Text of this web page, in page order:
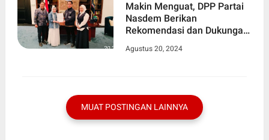
Makin Menguat, DPP Partai
Nasdem Berikan
Rekomendasi dan Dukungan
Agustus 20, 2024
MUAT POSTINGAN LAINNYA